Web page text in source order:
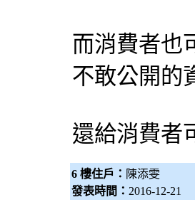
而消費者也
不敢公開的
還給消費者
6 樓住戶： 陳添雯
發表時間： 2016-12-21